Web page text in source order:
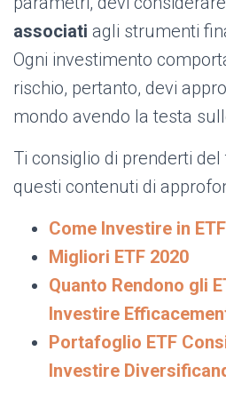
associati agli strumenti
Ogni investimento
rischio, pertanto, devi
mondo avendo la testa
Ti consiglio di prenderti
questi contenuti di
Come Investire in ETF
Migliori ETF 2020
Quanto Rendono gli
Investire
Portafoglio ETF
Investire